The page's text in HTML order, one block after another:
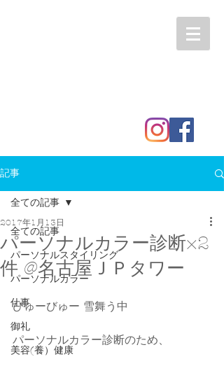
記事
全ての記事
パーソナルスタイリング
パーソナルカラー
仕事
御礼
美容(養）健康
全ての記事
パーソナルカラー診断×2
件 @名古屋ＪＰタワー
2017年1月13日
びゅーびゅー 雪舞う中
パーソナルカラー診断のため、